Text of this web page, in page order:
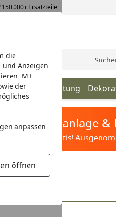
die
und Anzeigen
Mit
der
anpassen
öffnen
150.000+ Ersatzteile
Suche
Beleuchtung
Sandfilteranlage
Filter&Pflege gratis!